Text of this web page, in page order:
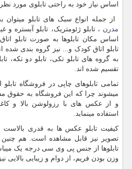
اساس نیاز خود به راحتی تابلوی مورد
از جمله انواع سبک های تابلو
مدرن ، تابلو ژئومتریک، تابلو آبستره
اساس مکان تابلوها به صورت تابلو
تابلو اتاق کودک و... نیز گروه بندی شده
به گروه های تابلو تکی، تابلو دو تکه،
تقسیم شده اند.
تمامی تابلوهای چاپی در فروشگاه
میشوند چرا که این فروشگاه به حقوق
و از عکس های با رزولوشن بالا و
استفاده مینماید.
کیفیت تابلو عکس ها به قدری
تصویر نیز قابل مشاهده است. هم چنین
تابلوها از جنس پی وی سی درجه یک
وزن بودن فریم، از دوام و زیبایی بالایی